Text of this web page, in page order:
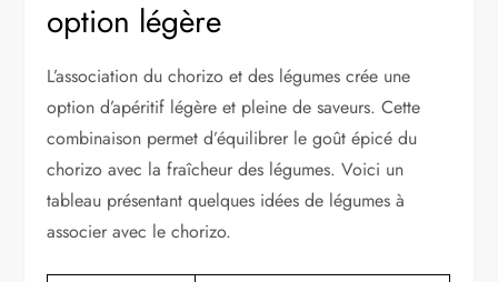
option légère
L’association du chorizo et des légumes crée une
option d’apéritif légère et pleine de saveurs. Cette
combinaison permet d’équilibrer le goût épicé du
chorizo avec la fraîcheur des légumes. Voici un
tableau présentant quelques idées de légumes à
associer avec le chorizo.